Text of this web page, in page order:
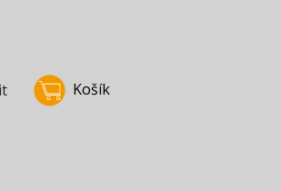
Košík